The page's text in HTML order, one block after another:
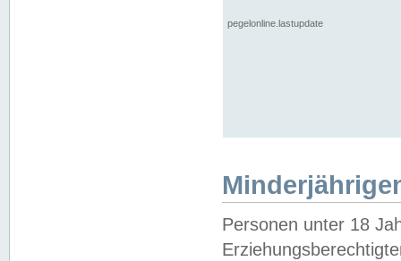
pegelonline.lastupdate
Personen unter 18